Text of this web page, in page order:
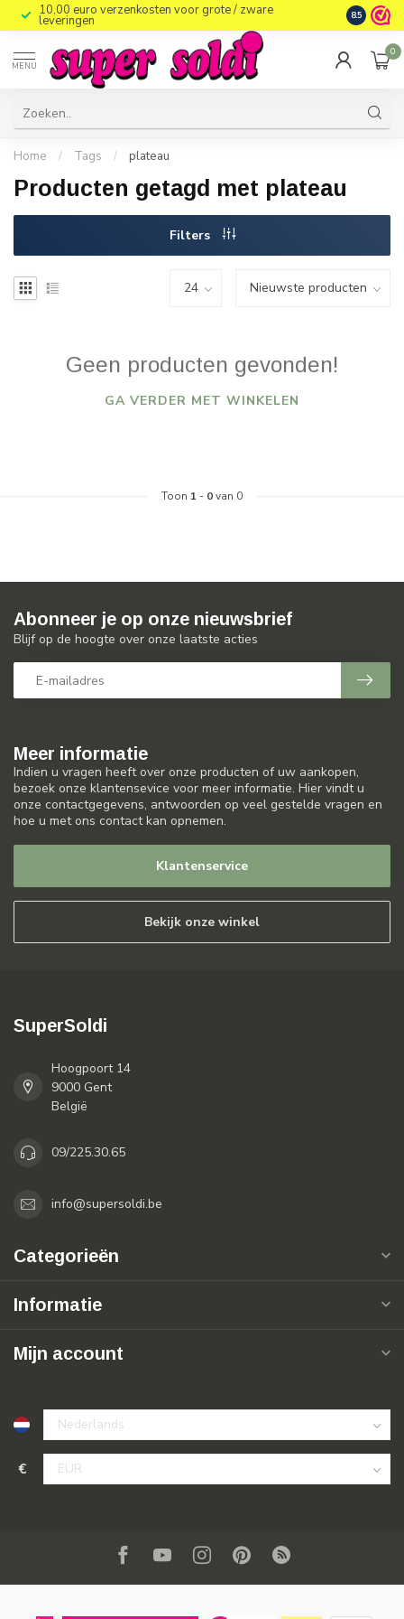
10,00 euro verzenkosten voor grote / zware
leveringen 8.5
MENU
0
Home / Tags / plateau
Producten getagd met plateau
Filters
Geen producten gevonden!
GA VERDER MET WINKELEN
Toon 1 - 0van 0
Meer informatie
Indien u vragen heeft over onze producten of uw aankopen,
bezoek onze klantensevice voor meer informatie. Hier vindt u
onze contactgegevens, antwoorden op veel gestelde vragen en
hoe u met ons contact kan opnemen.
Klantenservice
Bekijk onze winkel
Abonneer je op onze nieuwsbrief
Blijf op de hoogte over onze laatste acties
SuperSoldi
Hoogpoort 14
9000 Gent
België
09/225.30.65
info@supersoldi.be
Categorieën
Informatie
Mijn account
€